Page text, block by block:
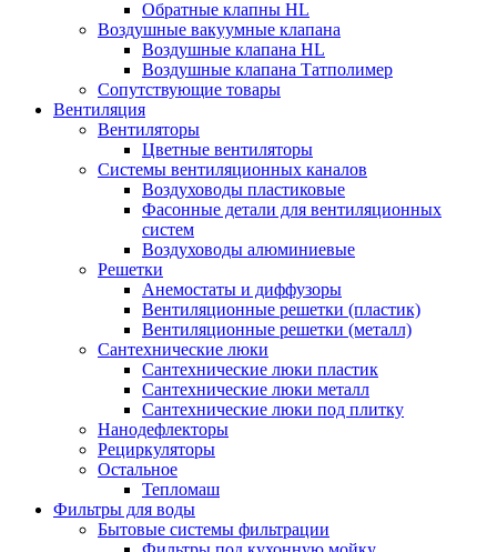
Обратные клапны HL
Воздушные вакуумные клапана
Воздушные клапана HL
Воздушные клапана Татполимер
Сопутствующие товары
Вентиляция
Вентиляторы
Цветные вентиляторы
Системы вентиляционных каналов
Воздуховоды пластиковые
Фасонные детали для вентиляционных
систем
Воздуховоды алюминиевые
Решетки
Анемостаты и диффузоры
Вентиляционные решетки (пластик)
Вентиляционные решетки (металл)
Сантехнические люки
Сантехнические люки пластик
Сантехнические люки металл
Сантехнические люки под плитку
Нанодефлекторы
Рециркуляторы
Остальное
Тепломаш
Фильтры для воды
Бытовые системы фильтрации